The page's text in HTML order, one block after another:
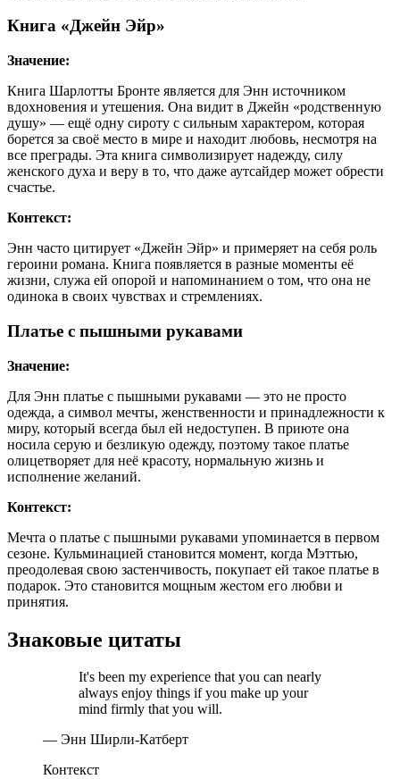
Книга «Джейн Эйр»
Значение:
Книга Шарлотты Бронте является для Энн источником
вдохновения и утешения. Она видит в Джейн «родственную
душу» — ещё одну сироту с сильным характером, которая
борется за своё место в мире и находит любовь, несмотря на
все преграды. Эта книга символизирует надежду, силу
женского духа и веру в то, что даже аутсайдер может обрести
счастье.
Контекст:
Энн часто цитирует «Джейн Эйр» и примеряет на себя роль
героини романа. Книга появляется в разные моменты её
жизни, служа ей опорой и напоминанием о том, что она не
одинока в своих чувствах и стремлениях.
Платье с пышными рукавами
Значение:
Для Энн платье с пышными рукавами — это не просто
одежда, а символ мечты, женственности и принадлежности к
миру, который всегда был ей недоступен. В приюте она
носила серую и безликую одежду, поэтому такое платье
олицетворяет для неё красоту, нормальную жизнь и
исполнение желаний.
Контекст:
Мечта о платье с пышными рукавами упоминается в первом
сезоне. Кульминацией становится момент, когда Мэттью,
преодолевая свою застенчивость, покупает ей такое платье в
подарок. Это становится мощным жестом его любви и
принятия.
Знаковые цитаты
It's been my experience that you can nearly
always enjoy things if you make up your
mind firmly that you will.
— Энн Ширли-Катберт
Контекст